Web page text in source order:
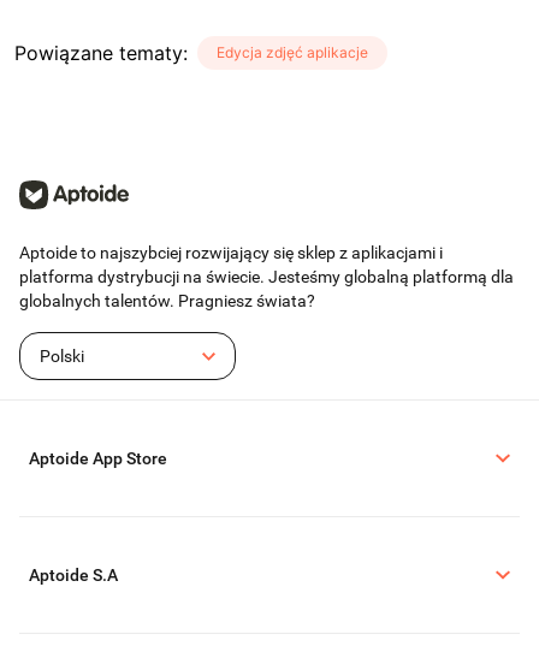
Powiązane tematy: Edycja zdjęć aplikacje
Aptoide to najszybciej rozwijający się sklep z aplikacjami i
platforma dystrybucji na świecie. Jesteśmy globalną platformą dla
globalnych talentów. Pragniesz świata?
Polski
Aptoide App Store
Aptoide S.A